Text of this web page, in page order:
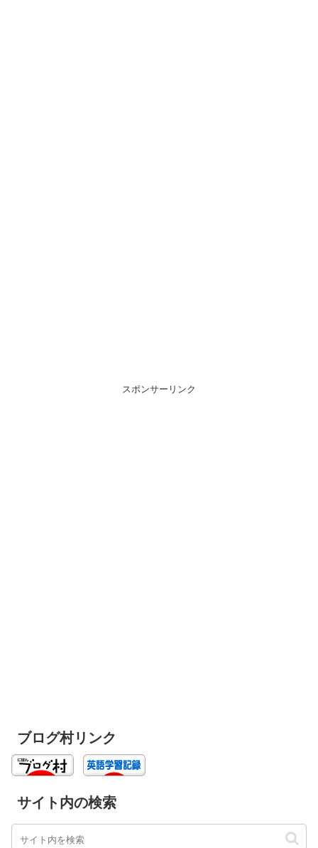
スポンサーリンク
ブログ村リンク
サイト内の検索